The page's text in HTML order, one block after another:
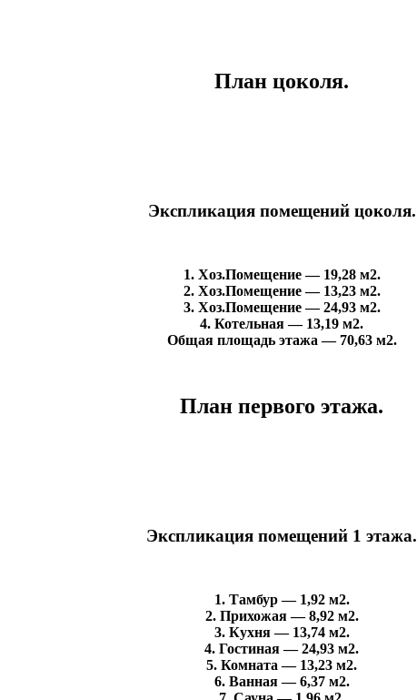
План цоколя.
Экспликация помещений цоколя.
1. Хоз.Помещение — 19,28 м2.
2. Хоз.Помещение — 13,23 м2.
3. Хоз.Помещение — 24,93 м2.
4. Котельная — 13,19 м2.
Общая площадь этажа — 70,63 м2.
План первого этажа.
Экспликация помещений 1 этажа.
1. Тамбур — 1,92 м2.
2. Прихожая — 8,92 м2.
3. Кухня — 13,74 м2.
4. Гостиная — 24,93 м2.
5. Комната — 13,23 м2.
6. Ванная — 6,37 м2.